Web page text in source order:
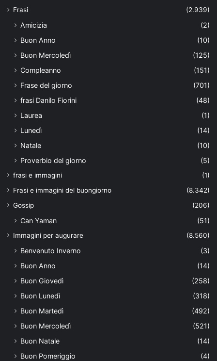
Frasi
(2.939)
Amicizia
(2)
Buon Anno
(10)
Buon Mercoledì
(125)
Compleanno
(151)
Frase del giorno
(701)
frasi Danilo Fiorini
(48)
Laurea
(1)
Lunedì
(14)
Natale
(10)
Proverbio del giorno
(5)
frasi e immagini
(1)
Frasi e immagini del buongiorno
(8.342)
Gossip
(206)
Can Yaman (51)
Immagini per augurare (8.560)
Benvenuto Inverno
(3)
Buon Anno
(14)
Buon Giovedì
(258)
Buon Lunedì
(318)
Buon Martedì
(492)
Buon Mercoledì
(521)
Buon Natale
(14)
Buon Pomeriggio
(4)